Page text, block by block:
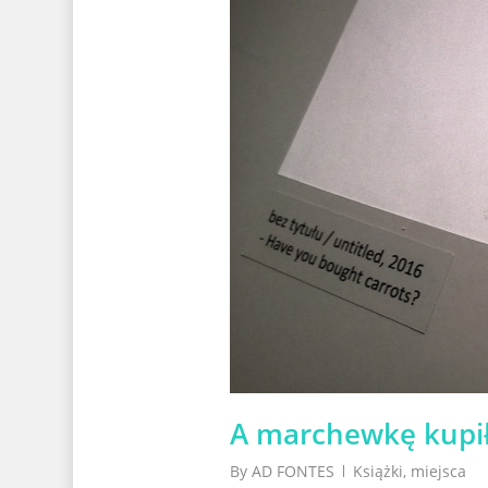
A marchewkę
By AD FONTES Książki, miejsca